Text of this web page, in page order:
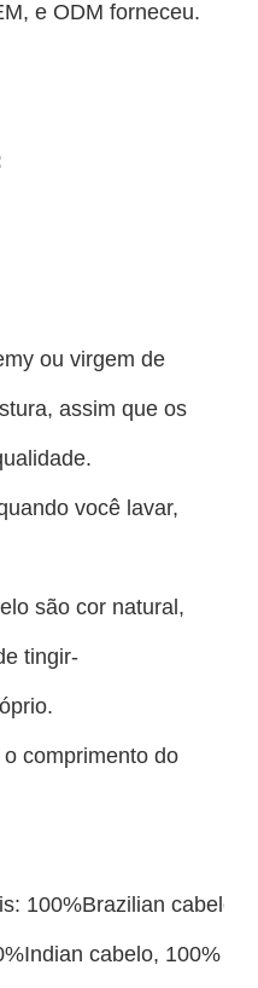
e ODM forneceu.
ou virgem de
assim que os
você lavar,
são cor natural,
tingir-
comprimento do
100%Brazilian cabelo,
cabelo, 100%